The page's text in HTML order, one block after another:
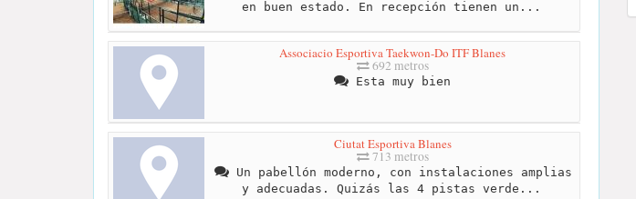
en buen estado. En recepción tienen un...
Associacio Esportiva Taekwon-Do ITF Blanes
692 metros
Esta muy bien
Ciutat Esportiva Blanes
713 metros
Un pabellón moderno, con instalaciones amplias
y adecuadas. Quizás las 4 pistas verde...